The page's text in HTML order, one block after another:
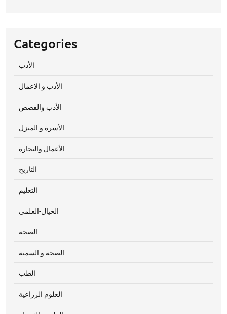
Categories
الأدب
الأدب و الاعمال
الأدب والقصص
الأسرة و المنزل
الأعمال والتجارة
التاريخ
التعليم
الخيال-العلمي
الصحة
الصحة و السمنة
الطب
العلوم الزراعية